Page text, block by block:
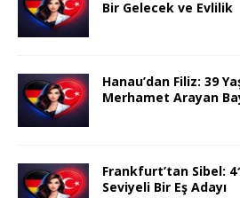
Bir Gelecek ve Evlilik
Hanau’dan Filiz: 39
Merhamet Arayan
Frankfurt’tan Sibel:
Seviyeli Bir Eş Adayı